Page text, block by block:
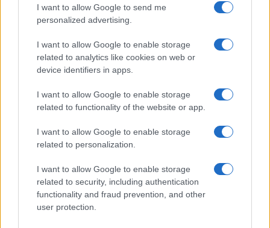
I want to allow Google to send me
personalized advertising.
I want to allow Google to enable storage
related to analytics like cookies on web or
device identifiers in apps.
I want to allow Google to enable storage
related to functionality of the website or app.
I want to allow Google to enable storage
related to personalization.
I want to allow Google to enable storage
related to security, including authentication
functionality and fraud prevention, and other
user protection.
Réparations automobiles 2025: le guide malin pour réduire la
Infos Rédaction · 27 Août 2025